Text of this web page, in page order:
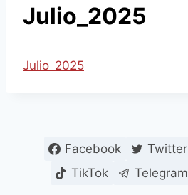
Julio_2025
Julio_2025
Facebook Twitter
TikTok
Telegram